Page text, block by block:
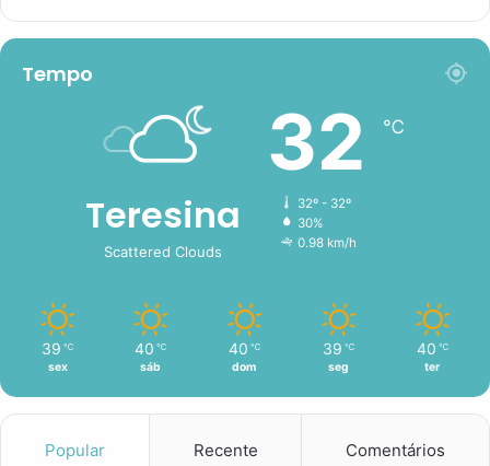
Tempo
Teresina
Scattered Clouds
32 ℃
32º - 32º
30%
0.98 km/h
39 ℃
sex
40 ℃
sáb
40 ℃
dom
39 ℃
seg
40 ℃
ter
Popular Recente Comentários